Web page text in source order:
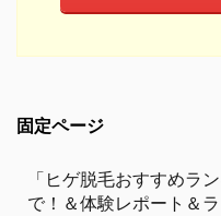
固定ページ
「ヒゲ脱毛おすすめラ
で！＆体験レポート＆